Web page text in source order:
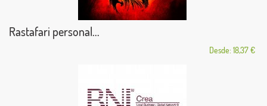
Rastafari personal...
Desde: 18,37 €